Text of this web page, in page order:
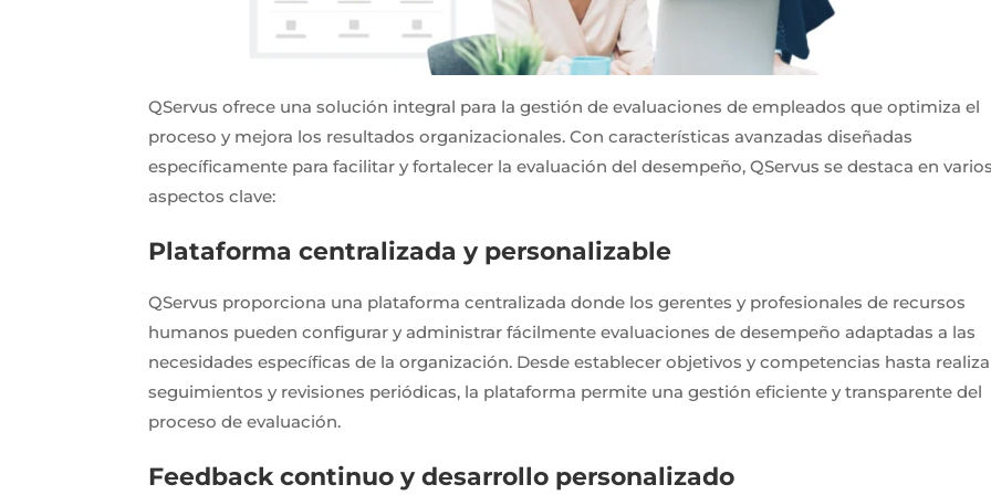
QServus ofrece una solución integral para la gestión de evaluaciones de empleados que optimiza el
proceso y mejora los resultados organizacionales. Con características avanzadas diseñadas
específicamente para facilitar y fortalecer la evaluación del desempeño, QServus se destaca en
aspectos clave:
Plataforma centralizada y personalizable
QServus proporciona una plataforma centralizada donde los gerentes y profesionales de recursos
humanos pueden configurar y administrar fácilmente evaluaciones de desempeño adaptadas a las
necesidades específicas de la organización. Desde establecer objetivos y competencias hasta
seguimientos y revisiones periódicas, la plataforma permite una gestión eficiente y transparente del
proceso de evaluación.
Feedback continuo y desarrollo personalizado